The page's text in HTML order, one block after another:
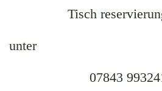
Tisch reservierung
unter
07843